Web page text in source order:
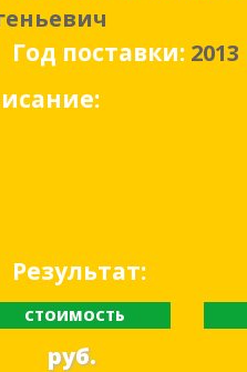
Год поставки: 2013
Результат:
СТОИМОСТЬ
руб.